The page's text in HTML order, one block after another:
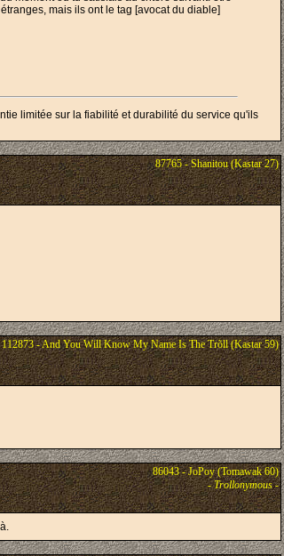
mais ils ont le tag [avocat du diable]
limitée sur la fiabilité et durabilité du service qu'ils
87765 - Shanitou (Kastar 27)
112873 - And You Will Know My Name Is The Trõll (Kastar 59)
86043 - JoPoy (Tomawak 60)
-Trollonymous-